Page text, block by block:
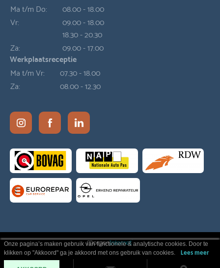
Ma t/m Do:
08.00 - 18.00
Vr:
09.00 - 18.00
18.30 - 20.30
Za:
09.00 - 17.00
Werkplaatsreceptie
Ma t/m Vr:
07.30 - 18.00
Za:
08.00 - 12.30
Onze pagina’s maken gebruik van functionele & analytische cookies. Door te
klikken op "Akkoord" ga je akkoord met ons gebruik van cookies.
Lees meer